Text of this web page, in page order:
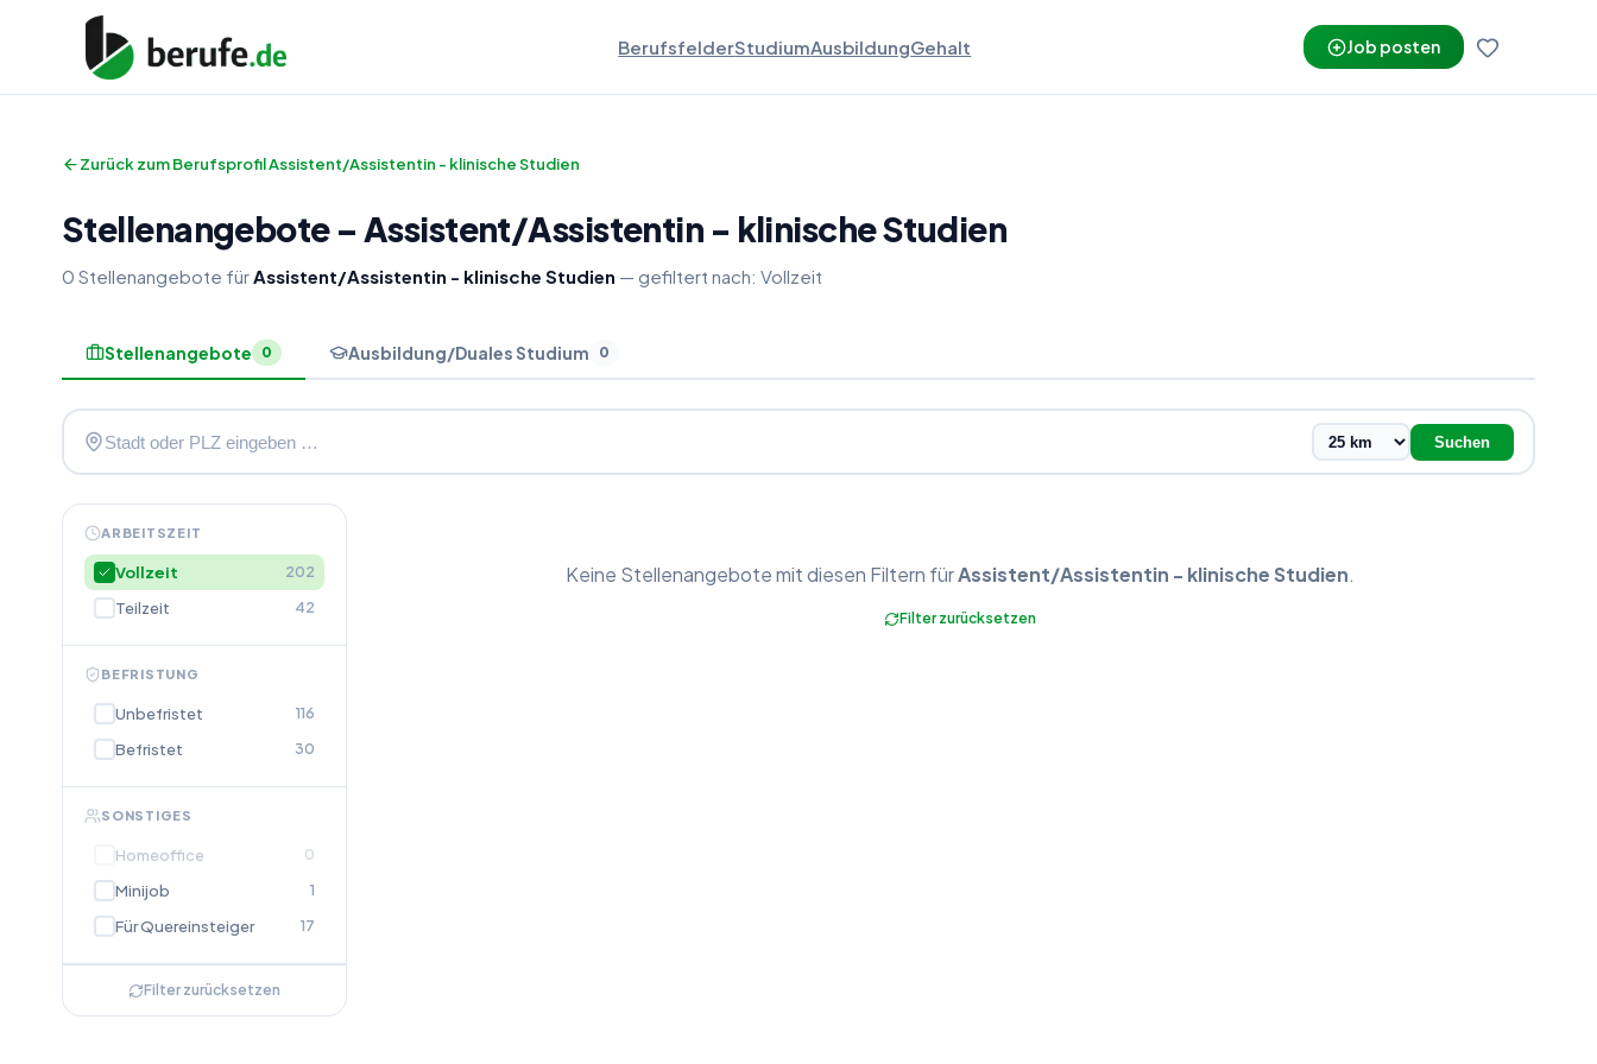
BerufsfelderStudiumAusbildungGehalt Job posten
Zurück zum BerufsprofilAssistent/Assistentin - klinische Studien
Stellenangebote– Assistent/Assistentin - klinische Studien
0 Stellenangebote fürAssistent/Assistentin - klinische Studien — gefiltert nach: Vollzeit
Stellenangebote 0 Ausbildung/Duales Studium 0
Suchen
ARBEITSZEIT
Vollzeit 202
Teilzeit 42
BEFRISTUNG
Unbefristet 116
Befristet 30
SONSTIGES
Homeoffice 0
Minijob 1
Für Quereinsteiger 17
Filter zurücksetzen
Keine Stellenangebotemit diesen Filtern fürAssistent/Assistentin - klinische Studien.
Filter zurücksetzen